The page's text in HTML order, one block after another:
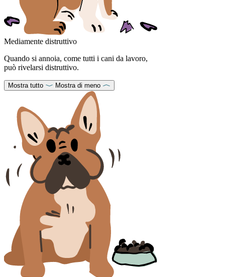
Mediamente distruttivo
Quando si annoia, come tutti i cani da lavoro,
può rivelarsi distruttivo.
Mostra tutto Mostra di meno